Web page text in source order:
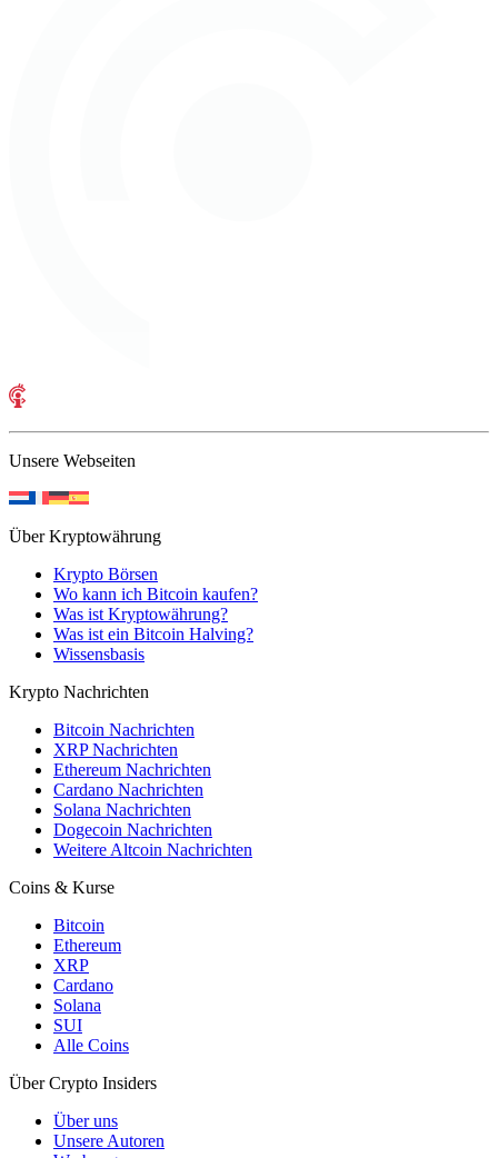
Unsere Webseiten
Über Kryptowährung
Krypto Börsen
Wo kann ich Bitcoin kaufen?
Was ist Kryptowährung?
Was ist ein Bitcoin Halving?
Wissensbasis
Krypto Nachrichten
Bitcoin Nachrichten
XRP Nachrichten
Ethereum Nachrichten
Cardano Nachrichten
Solana Nachrichten
Dogecoin Nachrichten
Weitere Altcoin Nachrichten
Coins & Kurse
Bitcoin
Ethereum
XRP
Cardano
Solana
SUI
Alle Coins
Über Crypto Insiders
Über uns
Unsere Autoren